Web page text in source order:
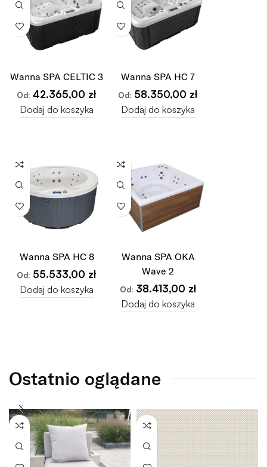
Wanna SPA CELTIC 3
Od: 42.365,00 zł
Dodaj do koszyka
Wanna SPA HC 7
Od: 58.350,00 zł
Dodaj do koszyka
Wanna SPA HC 8
Od: 55.533,00 zł
Dodaj do koszyka
Wanna SPA OKA
Wave 2
Od: 38.413,00 zł
Dodaj do koszyka
Ostatnio oglądane